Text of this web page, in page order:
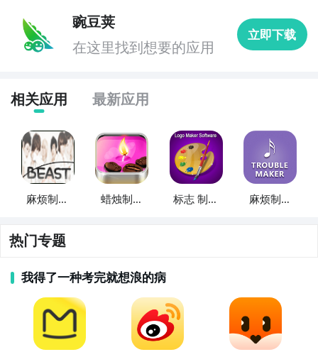
5. 《音乐直播》- 这款APP提供了多个音乐直播频道，
用户可以观看现场演唱会、音乐节目等各种音乐直播活
动。
6. 《电台FM》- 这款APP收录了各种类型的电台频道，
包括音乐、新闻、故事等。用户可以随时收听自己喜欢
的电台节目。
7. 《MV欣赏》- 这款APP提供了大量的MV资源，用户
可以观看最新的音乐视频和经典的MV作品。
择自己喜欢的歌曲进行录音并分享给朋友。同时，还提
9. 《音效制作》- 这款APP可以让用户自己制作音效，
包括各种乐器的声音和特效音效。用户可以通过这款
APP发挥自己的创造力，制作出属于自己的音效作品。
豌豆荚
在这里找到想要的应用
立即下载
相关应用 最新应用
麻烦制造
蜡烛制造
标志 制造
麻烦制造
热门专题
我得了一种考完就想浪的病